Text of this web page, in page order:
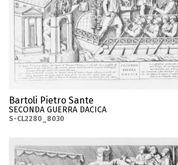
Bartoli Pietro Sante
SECONDA GUERRA DACICA
S-CL2280_8030